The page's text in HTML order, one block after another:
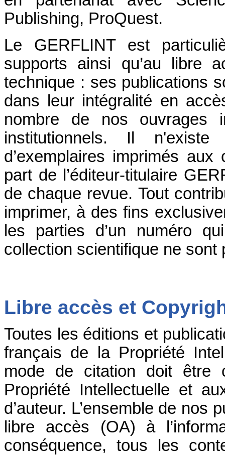
Publishing, ProQuest.
Le GERFLINT est
supports ainsi qu’au libre
technique : ses publications
dans leur intégralité en
nombre de nos ouvrages
institutionnels. Il
d’exemplaires imprimés
part de l’éditeur-titulaire
de chaque revue. Tout
imprimer, à des fins
les parties d’un numéro
collection scientifique ne sont
Libre accès et
Toutes les éditions et
français de la Propriété
mode de citation doit être
Propriété Intellectuelle et
d’auteur. L’ensemble de nos
libre accès (OA) à
conséquence, tous les